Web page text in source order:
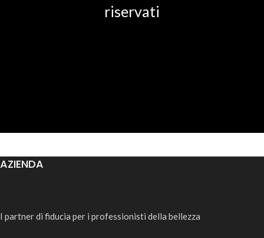
riservati
AZIENDA
I partner di fiducia per i professionisti della bellezza